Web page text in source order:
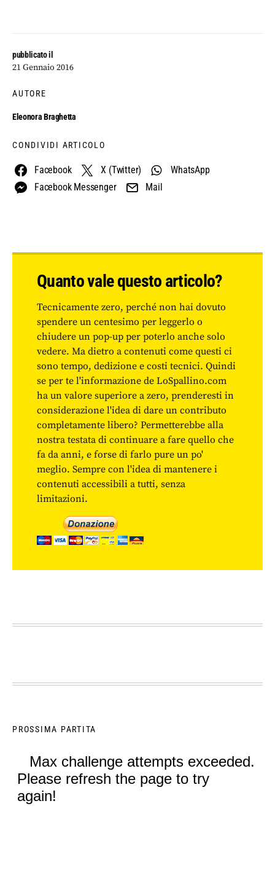
pubblicato il
21 Gennaio 2016
AUTORE
Eleonora Braghetta
CONDIVIDI ARTICOLO
Facebook X (Twitter)
WhatsApp
Facebook Messenger
Mail
Quanto vale questo articolo?
Tecnicamente zero, perché non hai dovuto
spendere un centesimo per leggerlo o
chiudere un pop-up per poterlo anche solo
vedere. Ma dietro a contenuti come questi ci
sono tempo, dedizione e costi tecnici. Quindi
se per te l'informazione de LoSpallino.com
ha un valore superiore a zero, prenderesti in
considerazione l'idea di dare un contributo
completamente libero? Permetterebbe alla
nostra testata di continuare a fare quello che
fa da anni, e forse di farlo pure un po'
meglio. Sempre con l'idea di mantenere i
contenuti accessibili a tutti, senza
limitazioni.
PROSSIMA PARTITA